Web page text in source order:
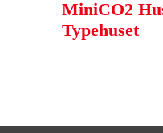
MiniCO2
Typehuset